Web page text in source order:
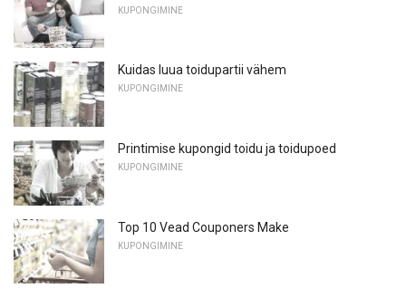
KUPONGIMINE
Kuidas luua toidupartii vähem
KUPONGIMINE
Printimise kupongid toidu ja toidupoed
KUPONGIMINE
Top 10 Vead Couponers Make
KUPONGIMINE